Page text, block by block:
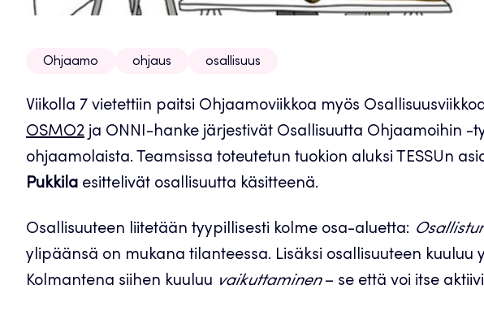
Ohjaamo ohjaus osallisuus
Viikolla 7 vietettiin paitsi Ohjaamoviikkoa myös
OSMO2 ja ONNI-hanke järjestivät Osallisuutta Ohjaamoihin -
ohjaamolaista. Teamsissa toteutetun tuokion aluksi TESSUn
Pukkila esittelivät osallisuutta käsitteenä.
Osallisuuteen liitetään tyypillisesti kolme osa-aluetta:
ylipäänsä on mukana tilanteessa. Lisäksi osallisuuteen kuuluu
Kolmantena siihen kuuluu vaikuttaminen– se että voi itse